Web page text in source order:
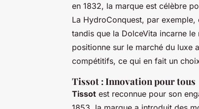
en 1832, la marque est célèbre
La HydroConquest, par
tandis que la DolceVita incarne
positionne sur le marché du luxe
compétitifs, ce qui en fait un
Tissot : Innovation pour tous
Tissot est reconnue pour son